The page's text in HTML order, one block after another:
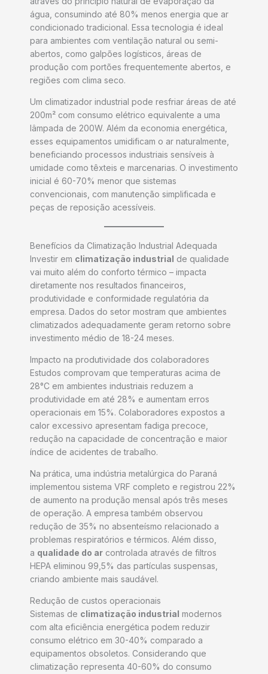
água, consumindo até 80% menos energia que ar
condicionado tradicional. Essa tecnologia é ideal
para ambientes com ventilação natural ou semi-
abertos, como galpões logísticos, áreas de
produção com portões frequentemente abertos, e
regiões com clima seco.
Um climatizador industrial pode resfriar áreas de até
200m² com consumo elétrico equivalente a uma
lâmpada de 200W. Além da economia energética,
esses equipamentos umidificam o ar naturalmente,
beneficiando processos industriais sensíveis à
umidade como têxteis e marcenarias. O investimento
inicial é 60-70% menor que sistemas
convencionais, com manutenção simplificada e
peças de reposição acessíveis.
Benefícios da Climatização Industrial Adequada
Investir em climatização industrial de qualidade
vai muito além do conforto térmico – impacta
diretamente nos resultados financeiros,
produtividade e conformidade regulatória da
empresa. Dados do setor mostram que ambientes
climatizados adequadamente geram retorno sobre
investimento médio de 18-24 meses.
Impacto na produtividade dos colaboradores
Estudos comprovam que temperaturas acima de
28°C em ambientes industriais reduzem a
produtividade em até 28% e aumentam erros
operacionais em 15%. Colaboradores expostos a
calor excessivo apresentam fadiga precoce,
redução na capacidade de concentração e maior
índice de acidentes de trabalho.
Na prática, uma indústria metalúrgica do Paraná
implementou sistema VRF completo e registrou 22%
de aumento na produção mensal após três meses
de operação. A empresa também observou
redução de 35% no absenteísmo relacionado a
problemas respiratórios e térmicos. Além disso,
a qualidade do ar controlada através de filtros
HEPA eliminou 99,5% das partículas suspensas,
criando ambiente mais saudável.
Redução de custos operacionais
Sistemas de climatização industrial modernos
com alta eficiência energética podem reduzir
consumo elétrico em 30-40% comparado a
equipamentos obsoletos. Considerando que
climatização representa 40-60% do consumo